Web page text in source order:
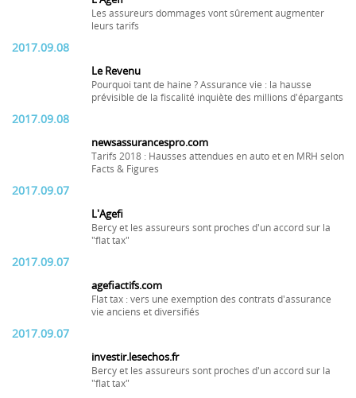
Les assureurs dommages vont sûrement augmenter
leurs tarifs
2017.09.08
Le Revenu
Pourquoi tant de haine ? Assurance vie : la hausse
prévisible de la fiscalité inquiète des millions d'épargants
2017.09.08
newsassurancespro.com
Tarifs 2018 : Hausses attendues en auto et en MRH selon
Facts & Figures
2017.09.07
L'Agefi
Bercy et les assureurs sont proches d'un accord sur la
"flat tax"
2017.09.07
agefiactifs.com
Flat tax : vers une exemption des contrats d'assurance
vie anciens et diversifiés
2017.09.07
investir.lesechos.fr
Bercy et les assureurs sont proches d'un accord sur la
"flat tax"